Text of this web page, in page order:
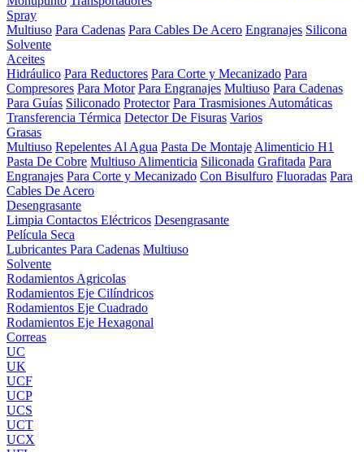
Spray
Multiuso Para Cadenas Para Cables De Acero Engranajes Silicona
Solvente
Aceites
Hidráulico Para Reductores Para Corte y Mecanizado Para
Compresores Para Motor Para Engranajes Multiuso Para Cadenas
Para Guías Siliconado Protector Para Trasmisiones Automáticas
Transferencia Térmica Detector De Fisuras Varios
Grasas
Multiuso Repelentes Al Agua Pasta De Montaje Alimenticio H1
Pasta De Cobre Multiuso Alimenticia Siliconada Grafitada Para
Engranajes Para Corte y Mecanizado Con Bisulfuro Fluoradas Para
Cables De Acero
Desengrasante
Limpia Contactos Eléctricos Desengrasante
Película Seca
Lubricantes Para Cadenas Multiuso
Solvente
Rodamientos Agricolas
Rodamientos Eje Cilíndricos
Rodamientos Eje Cuadrado
Rodamientos Eje Hexagonal
Correas
UC
UK
UCF
UCP
UCS
UCT
UCX